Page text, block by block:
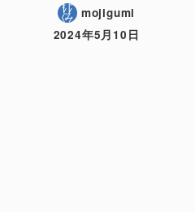
mojigumi
2024年5月10日